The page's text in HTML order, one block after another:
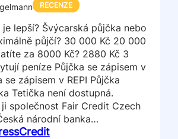
RECENZE
lepší? Švýcarská půjčka nebo
půjčí? 30 000 Kč 20 000
za 8000 Kč? 2880 Kč 3
peníze Půjčka se zápisem v
se zápisem v REPI Půjčka
Tetička není dostupná.
společnost Fair Credit Czech
národní banka…